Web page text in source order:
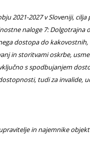
2021-2027 v Sloveniji, cilja
naloge 7: Dolgotrajna
dostopa do
in storitvami oskrbe,
s spodbujanjem
tudi za invalide,
in najemnike